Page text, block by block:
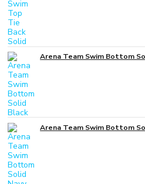
Arena Team Swim Bottom
Arena Team Swim Bottom